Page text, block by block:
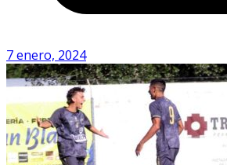
7 enero, 2024